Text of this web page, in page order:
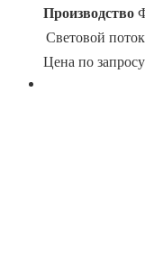
Производство
Световой поток
Цена по запросу